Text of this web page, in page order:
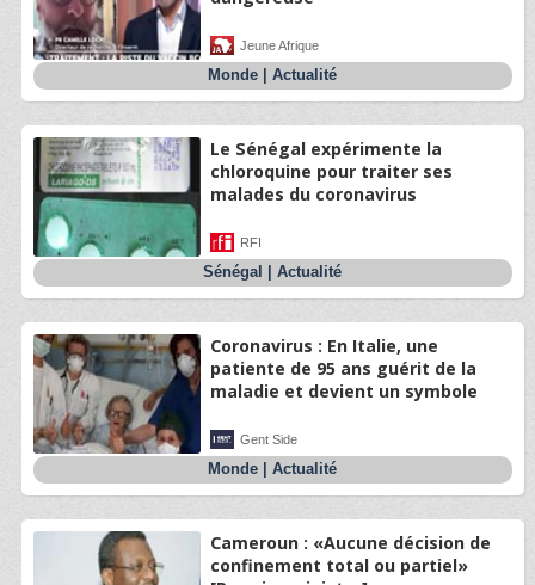
Jeune Afrique
Monde |Actualité
Le Sénégal expérimente la
chloroquine pour traiter ses
malades du coronavirus
RFI
Sénégal |Actualité
Coronavirus : En Italie, une
patiente de 95 ans guérit de la
maladie et devient un symbole
Gent Side
Monde |Actualité
Cameroun : «Aucune décision de
confinement total ou partiel»